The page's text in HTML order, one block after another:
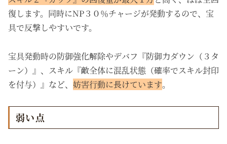
復します。同時にNP３０％チャージが発動するので、宝
具で反撃しやすいです。
宝具発動時の防御強化解除やデバフ『防御力ダウン（３タ
ーン）』、スキル『敵全体に混乱状態（確率でスキル封印
を付与）』など、 妨害行動に長けています。
弱い点